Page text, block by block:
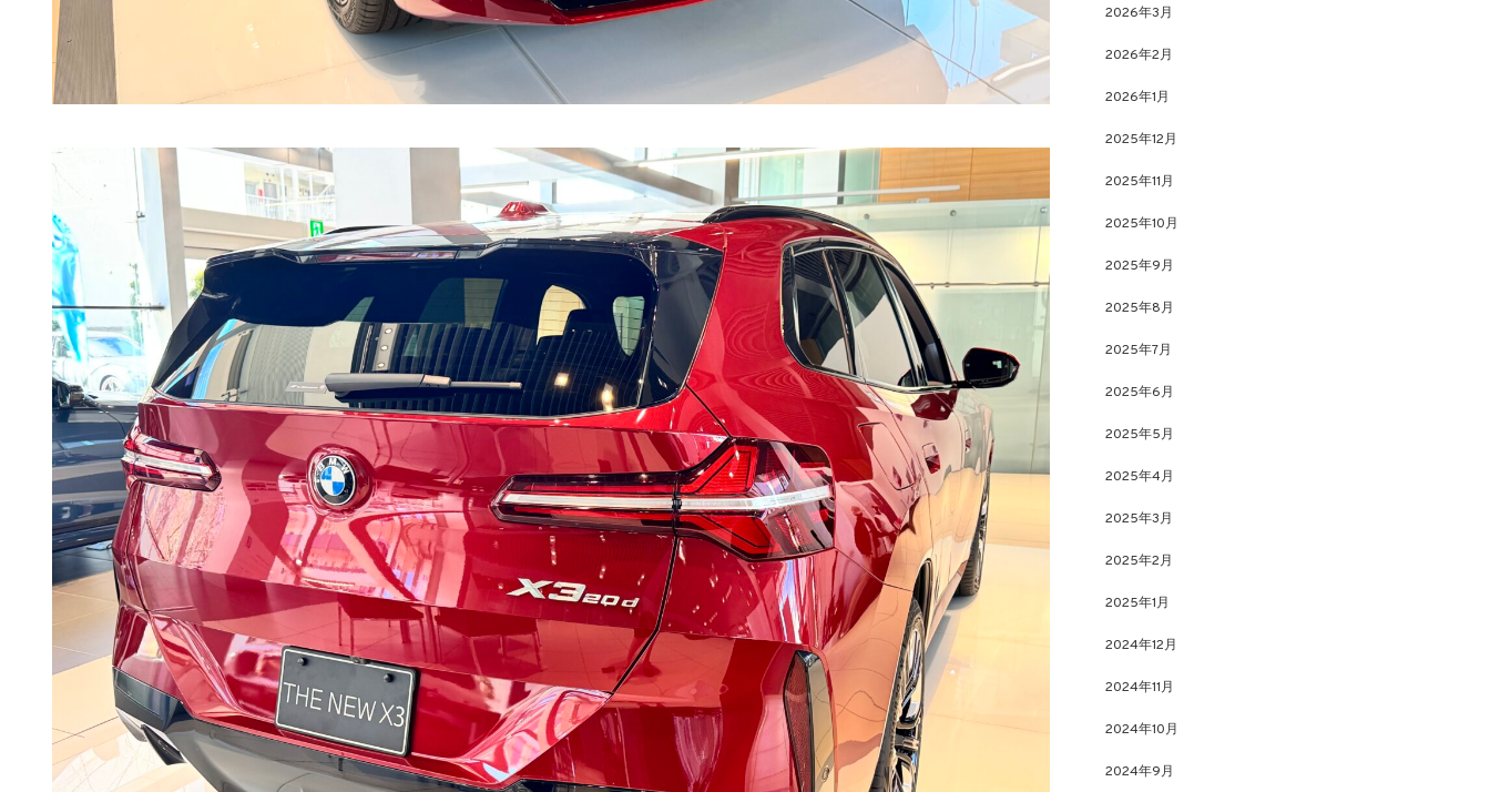
2026年3月
2026年2月
2026年1月
2025年12月
2025年11月
2025年10月
2025年9月
2025年8月
2025年7月
2025年6月
2025年5月
2025年4月
2025年3月
2025年2月
2025年1月
2024年12月
2024年11月
2024年10月
2024年9月